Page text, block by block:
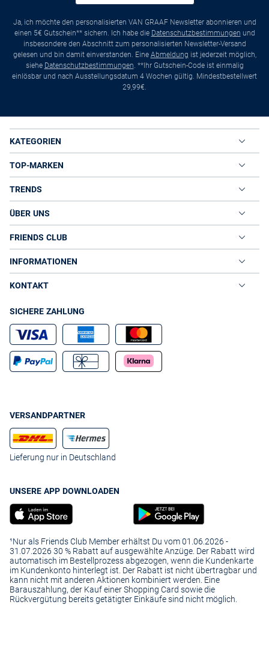
Ja, ich möchte den personalisierten VAN GRAAF Newsletter abonnieren und
einen 5€ Gutschein** sichern. Ich habe die Datenschutzbestimmungen und
insbesondere den Abschnitt zum personalisierten Newsletter-Versand
gelesen und bin damit einverstanden. Eine Abmeldung ist jederzeit möglich,
siehe Datenschutzbestimmungen. **Ihr Gutschein-Code ist einmalig
einlösbar und nach Ausstellungsdatum 4 Wochen gültig. Mindestbestellwert
29,99€.
KATEGORIEN
TOP-MARKEN
TRENDS
ÜBER UNS
FRIENDS CLUB
INFORMATIONEN
KONTAKT
SICHERE ZAHLUNG
VERSANDPARTNER
Lieferung nur in Deutschland
UNSERE APP DOWNLOADEN
¹Nur als Friends Club Member erhältst Du vom 01.06.2026 -
31.07.2026 30 % Rabatt auf ausgewählte Anzüge. Der Rabatt wird
automatisch im Bestellprozess abgezogen, wenn die Kundenkarte
im Kundenkonto hinterlegt ist. Der Rabatt ist nicht übertragbar und
kann nicht mit anderen Aktionen kombiniert werden. Eine
Barauszahlung, der Kauf einer Shopping Card sowie die
Rückvergütung bereits getätigter Einkäufe sind nicht möglich.